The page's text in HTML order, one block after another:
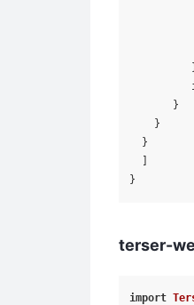
       }
    }
  }
  ]
terser-
import